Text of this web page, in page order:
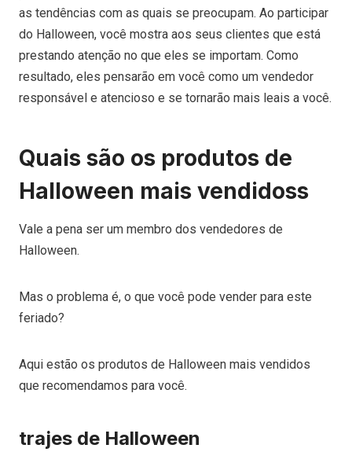
as tendências com as quais se preocupam. Ao participar
do Halloween, você mostra aos seus clientes que está
prestando atenção no que eles se importam. Como
resultado, eles pensarão em você como um vendedor
responsável e atencioso e se tornarão mais leais a você.
Quais são os produtos de
Halloween mais vendidoss
Vale a pena ser um membro dos vendedores de
Halloween.
Mas o problema é, o que você pode vender para este
feriado?
Aqui estão os produtos de Halloween mais vendidos
que recomendamos para você.
trajes de Halloween